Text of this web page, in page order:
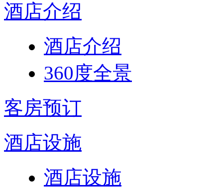
酒店介绍
酒店介绍
360度全景
客房预订
酒店设施
酒店设施